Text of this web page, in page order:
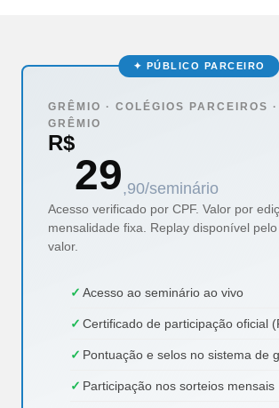
✦ PÚBLICO PARCEIRO
GRÊMIO · COLÉGIOS PARCEIROS
GRÊMIO
R$
29,90/seminário
Acesso verificado por CPF. Valor por
mensalidade fixa. Replay disponível
valor.
Acesso ao seminário ao vivo
Certificado de participação oficial
Pontuação e selos no sistema de
Participação nos sorteios mensais